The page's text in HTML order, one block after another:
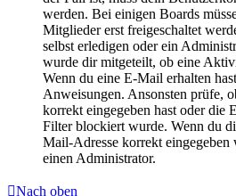
werden. Bei einigen Boards
Mitglieder erst freigeschaltet
selbst erledigen oder ein
wurde dir mitgeteilt, ob eine
Wenn du eine E-Mail erhalten
Anweisungen. Ansonsten prüfe,
korrekt eingegeben hast oder die
Filter blockiert wurde. Wenn du
Mail-Adresse korrekt eingegeben
einen Administrator.
Nach oben